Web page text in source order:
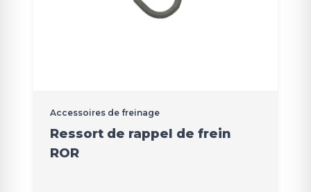
Accessoires de freinage
Ressort de rappel de frein
ROR